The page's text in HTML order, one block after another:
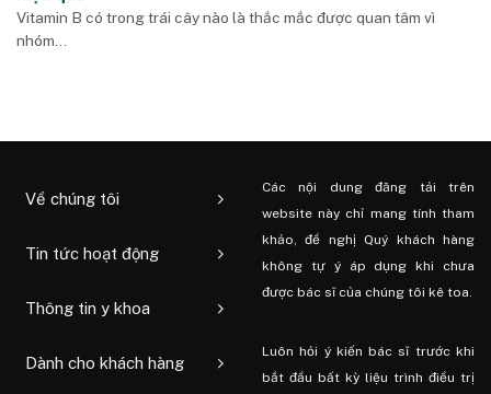
Vitamin B có trong trái cây nào là thắc mắc được quan tâm vì
nhóm...
Về chúng tôi
Tin tức hoạt động
Thông tin y khoa
Dành cho khách hàng
Các nội dung đăng tải trên
website này chỉ mang tính tham
khảo, đề nghị Quý khách hàng
không tự ý áp dụng khi chưa
được bác sĩ của chúng tôi kê toa.
Luôn hỏi ý kiến ​​bác sĩ trước khi
bắt đầu bất kỳ liệu trình điều trị